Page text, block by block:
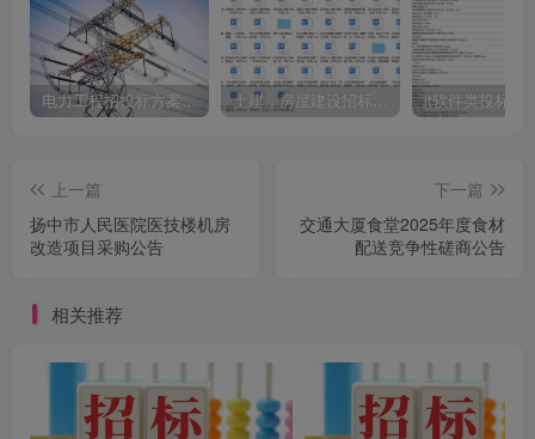
电力工程招投标方案模板 土建、房屋建设招标文件标书模板 it软件类投标书
上一篇
扬中市人民医院医技楼机房
改造项目采购公告
下一篇
交通大厦食堂2025年度食材
配送竞争性磋商公告
相关推荐